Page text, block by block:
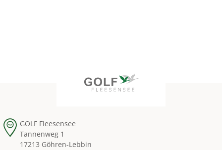
GOLF Fleesensee
Tannenweg 1
17213 Göhren-Lebbin